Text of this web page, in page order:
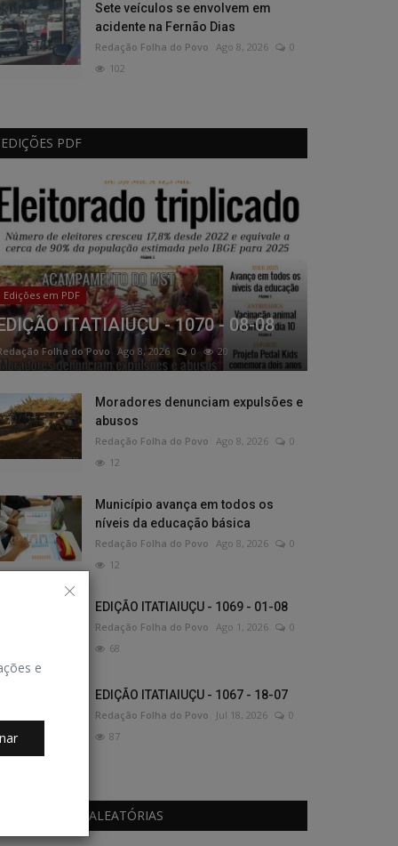
e
Sete veículos se envolvem em
acidente na Fernão Dias
Redação Folha do Povo Ago 8, 2026
0
102
EDIÇÕES PDF
Edições em PDF
ITATIAIUÇU - 1070 - 08-08
Folha do Povo Ago 8, 2026 0 20
Moradores denunciam expulsões e
abusos
Redação Folha do Povo Ago 8, 2026
0
12
Município avança em todos os
níveis da educação básica
Redação Folha do Povo Ago 8, 2026
0
12
EDIÇÃO ITATIAIUÇU - 1069 - 01-08
Redação Folha do Povo Ago 1, 2026
0
68
EDIÇÃO ITATIAIUÇU - 1067 - 18-07
Redação Folha do Povo Jul 18, 2026
0
87
PUBLICAÇÕES ALEATÓRIAS